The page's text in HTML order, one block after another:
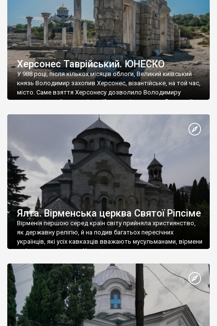
Херсонес Таврійський. ЮНЕСКО
У 988 році, після кількох місяців облоги, Великий київський
князь Володимир захопив Херсонес, візантійське, на той час,
місто. Саме взяття Херсонесу дозволило Володимиру
диктувати свої умови візантійському імператору Василю ІІ, та
Херсонесі Володимир-язичник, став Василем-християнином.
А потім було Хрещення Русі. На честь Херсонесу Таврійського
Ялта. Вірменська церква Святої Ріпсіме
Вірменія першою серед країн світу прийняла християнство,
як державну релігію, й на подив багатьох пересічних
українців, які усіх кавказців вважають мусульманами, вірмени
є відданими вірянами Христа